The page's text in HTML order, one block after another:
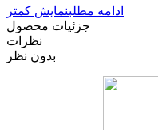
ادامه مطلبنمایش کمتر
جزئیات محصول
نظرات
بدون نظر